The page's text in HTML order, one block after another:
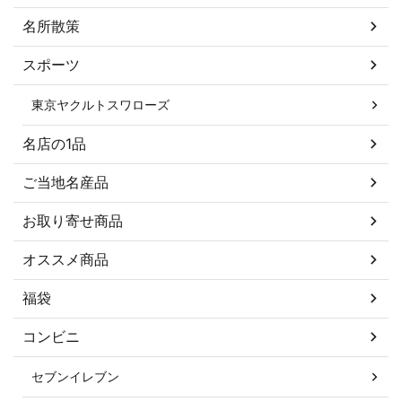
名所散策
スポーツ
東京ヤクルトスワローズ
名店の1品
ご当地名産品
お取り寄せ商品
オススメ商品
福袋
コンビニ
セブンイレブン